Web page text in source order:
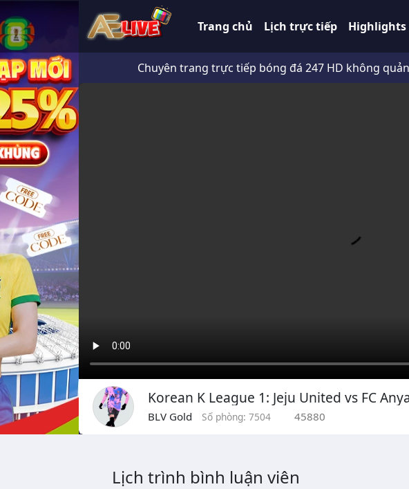
Trang chủ Lịch trực tiếp Highlights
Chuyên trang trực tiếp bóng đá 247 HD không quảng cáo
Korean K League 1: Jeju United vs FC
BLV Gold Số phòng: 7504 45880
Lịch trình bình luận viên